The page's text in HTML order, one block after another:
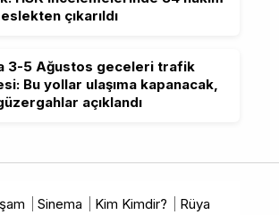
çıkarıldı
3-5 Ağustos geceleri trafik
Bu yollar ulaşıma kapanacak,
açıklandı
Sinema Kim Kimdir?
Rüya